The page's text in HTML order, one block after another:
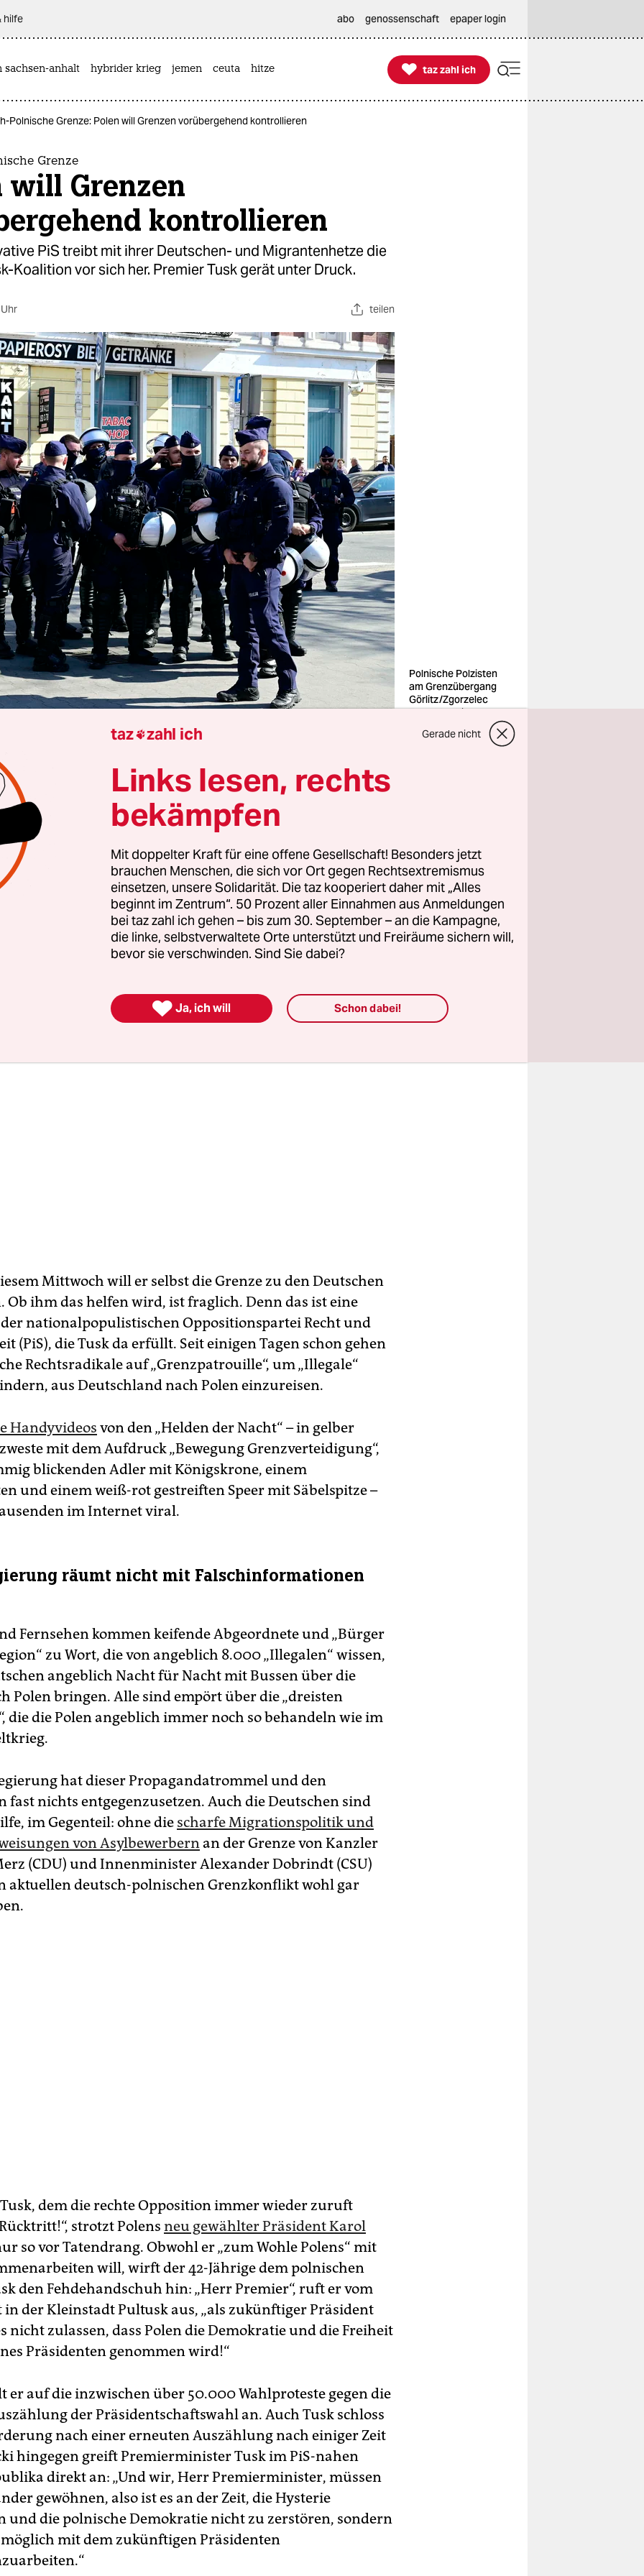
hilfe abo genossenschaft epaper login
sachsen-anhalt hybrider krieg jemen ceuta hitze 
taz zahl ich
taz zahl ich
Polnische Grenze: Polen will Grenzen vorübergehend kontrollieren
Grenze
will Grenzen
kontrollieren
PiS treibt mit ihrer Deutschen- und Migrantenhetze die
Koalition vor sich her. Premier Tusk gerät unter Druck.
teilen
Polnische Polzisten
am Grenzübergang
Görlitz/Zgorzelec
Foto: Matthias
Donald Tusk
muss zeigen, dass er ein starker Mann ist.
Wahlniederlage von Rafal Trzaskowski, dem
aus dem Regierungslager, gerät Tusk
unter Druck.
verlieren er und seine Mitte-links-Koalition Woche um
Stimmen. Jetzt hat er die Notbremse gezogen und
ab Montag, dem 7. Juli, Grenzkontrollen an der deutsch-
Mittwoch will er selbst die Grenze zu den Deutschen
Ob ihm das helfen wird, ist fraglich. Denn das ist eine
nationalpopulistischen Oppositionspartei Recht und
(PiS), die Tusk da erfüllt. Seit einigen Tagen schon gehen
Rechtsradikale auf „Grenzpatrouille“, um „Illegale“
aus Deutschland nach Polen einzureisen.
Handyvideos von den „Helden der Nacht“ – in gelber
mit dem Aufdruck „Bewegung Grenzverteidigung“,
blickenden Adler mit Königskrone, einem
und einem weiß-rot gestreiften Speer mit Säbelspitze –
im Internet viral.
räumt nicht mit Falschinformationen
Fernsehen kommen keifende Abgeordnete und „Bürger
zu Wort, die von angeblich 8.000 „Illegalen“ wissen,
angeblich Nacht für Nacht mit Bussen über die
Polen bringen. Alle sind empört über die „dreisten
die die Polen angeblich immer noch so behandeln wie im
hat dieser Propagandatrommel und den
fast nichts entgegenzusetzen. Auch die Deutschen sind
im Gegenteil: ohne die scharfe Migrationspolitik und
von Asylbewerbernan der Grenze von Kanzler
(CDU) und Innenminister Alexander Dobrindt (CSU)
aktuellen deutsch-polnischen Grenzkonflikt wohl gar
dem die rechte Opposition immer wieder zuruft
strotzt Polens neu gewählter Präsident Karol
so vor Tatendrang. Obwohl er „zum Wohle Polens“ mit
will, wirft der 42-Jährige dem polnischen
den Fehdehandschuh hin: „Herr Premier“, ruft er vom
in der Kleinstadt Pultusk aus, „als zukünftiger Präsident
nicht zulassen, dass Polen die Demokratie und die Freiheit
Präsidenten genommen wird!“
er auf die inzwischen über 50.000 Wahlproteste gegen die
der Präsidentschaftswahl an. Auch Tusk schloss
nach einer erneuten Auszählung nach einiger Zeit
hingegen greift Premierminister Tusk im PiS-nahen
direkt an: „Und wir, Herr Premierminister, müssen
gewöhnen, also ist es an der Zeit, die Hysterie
und die polnische Demokratie nicht zu zerstören, sondern
möglich mit dem zukünftigen Präsidenten
taz zahl ich Gerade nicht
Links lesen, rechts
bekämpfen
Mit doppelter Kraft für eine offene Gesellschaft! Besonders jetzt
brauchen Menschen, die sich vor Ort gegen Rechtsextremismus
einsetzen, unsere Solidarität. Die taz kooperiert daher mit „Alles
beginnt im Zentrum“. 50 Prozent aller Einnahmen aus Anmeldungen
bei taz zahl ich gehen – bis zum 30. September – an die Kampagne,
die linke, selbstverwaltete Orte unterstützt und Freiräume sichern will,
bevor sie verschwinden. Sind Sie dabei?
 Ja, ich will Schon dabei!